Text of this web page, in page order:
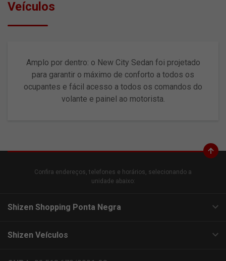
Veículos
Amplo por dentro: o New City Sedan foi projetado
para garantir o máximo de conforto a todos os
ocupantes e fácil acesso a todos os comandos do
volante e painel ao motorista.
Confira endereços, telefones e horários, selecionando a
unidade abaixo:
Shizen Shopping Ponta Negra
Shizen Veículos